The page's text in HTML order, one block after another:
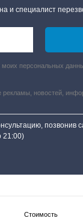
и специалист
моих персональных
рекламы, новостей,
позвонив
21:00)
Стоимость